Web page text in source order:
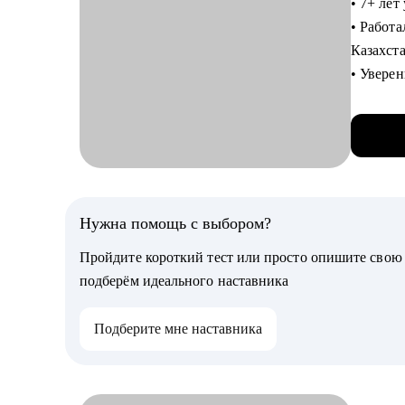
•
со
•
• 7+
•
•
•
PM.
Нужна помощь с выбором?
Пройдите короткий тест или просто опишите
подберём идеального наставника
Подберите мне наставника